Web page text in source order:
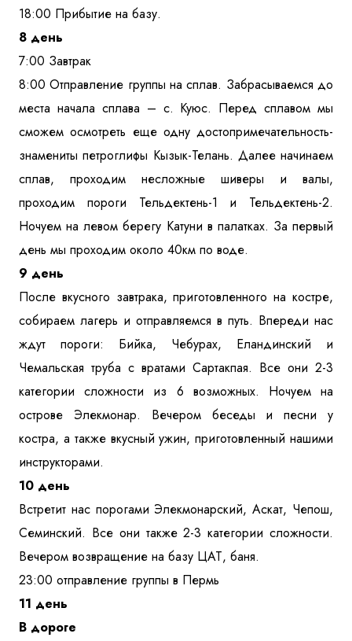
18:00 Прибытие на базу.
8 день
7:00 Завтрак
8:00 Отправление группы на сплав. Забрасываемся до
места начала сплава – с. Куюс. Перед сплавом мы
сможем осмотреть еще одну достопримечательность-
знамениты петроглифы Кызык-Телань. Далее начинаем
сплав, проходим несложные шиверы и валы,
проходим пороги Тельдектень-1 и Тельдектень-2.
Ночуем на левом берегу Катуни в палатках. За первый
день мы проходим около 40км по воде.
9 день
После вкусного завтрака, приготовленного на костре,
собираем лагерь и отправляемся в путь. Впереди нас
ждут пороги: Бийка, Чебурах, Еландинский и
Чемальская труба с вратами Сартакпая. Все они 2-3
категории сложности из 6 возможных. Ночуем на
острове Элекмонар. Вечером беседы и песни у
костра, а также вкусный ужин, приготовленный нашими
инструкторами.
10 день
Встретит нас порогами Элекмонарский, Аскат, Чепош,
Семинский. Все они также 2-3 категории сложности.
Вечером возвращение на базу ЦАТ, баня.
23:00 отправление группы в Пермь
11 день
В дороге